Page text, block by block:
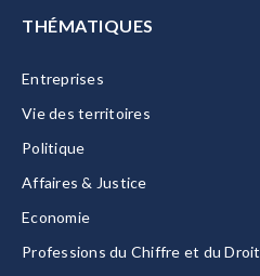
THÉMATIQUES
Entreprises
Vie des territoires
Politique
Affaires & Justice
Economie
Professions du Chiffre et du Droit